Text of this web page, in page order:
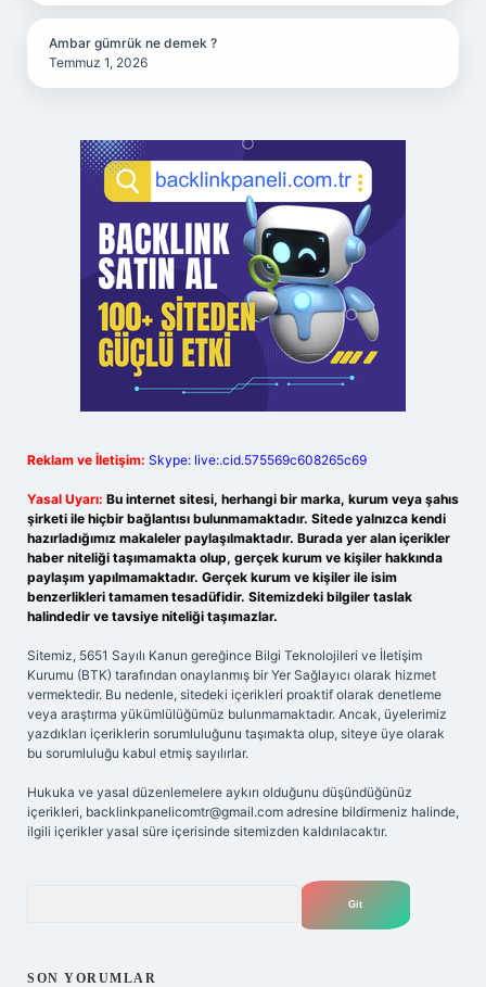
Ambar gümrük ne demek ?
Temmuz 1, 2026
Reklam ve İletişim: Skype: live:.cid.575569c608265c69
Yasal Uyarı: Bu internet sitesi, herhangi bir marka, kurum veya şahıs
şirketi ile hiçbir bağlantısı bulunmamaktadır. Sitede yalnızca kendi
hazırladığımız makaleler paylaşılmaktadır. Burada yer alan içerikler
haber niteliği taşımamakta olup, gerçek kurum ve kişiler hakkında
paylaşım yapılmamaktadır. Gerçek kurum ve kişiler ile isim
benzerlikleri tamamen tesadüfidir. Sitemizdeki bilgiler taslak
halindedir ve tavsiye niteliği taşımazlar.
Sitemiz, 5651 Sayılı Kanun gereğince Bilgi Teknolojileri ve İletişim
Kurumu (BTK) tarafından onaylanmış bir Yer Sağlayıcı olarak hizmet
vermektedir. Bu nedenle, sitedeki içerikleri proaktif olarak denetleme
veya araştırma yükümlülüğümüz bulunmamaktadır. Ancak, üyelerimiz
yazdıkları içeriklerin sorumluluğunu taşımakta olup, siteye üye olarak
bu sorumluluğu kabul etmiş sayılırlar.
Hukuka ve yasal düzenlemelere aykırı olduğunu düşündüğünüz
içerikleri, backlinkpanelicomtr@gmail.com adresine bildirmeniz halinde,
ilgili içerikler yasal süre içerisinde sitemizden kaldırılacaktır.
SON YORUMLAR